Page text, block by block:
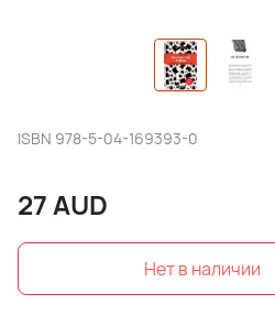
ISBN 978-5-04-169393-0
27AUD